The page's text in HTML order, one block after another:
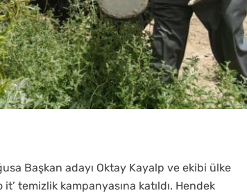
Başkan adayı Oktay Kayalp ve ekibi ülke
temizlik kampanyasına katıldı. Hendek